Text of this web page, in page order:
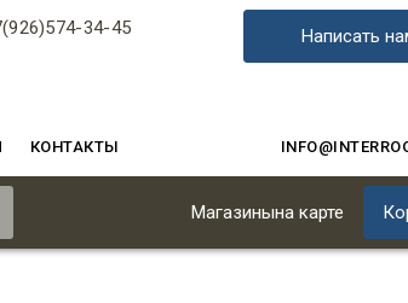
34-45 Написать
КОНТАКТЫ
Магазинына карте